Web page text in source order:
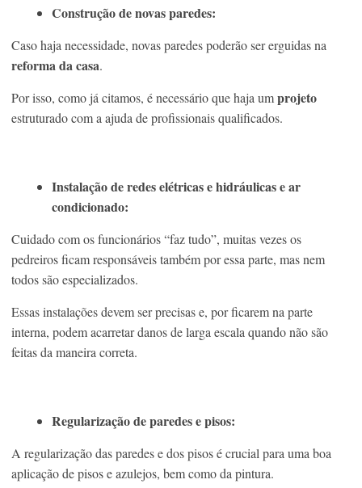
Construção de novas paredes:
Caso haja necessidade, novas paredes poderão ser erguidas na
reforma da casa.
Por isso, como já citamos, é necessário que haja umprojeto
estruturado com a ajuda de profissionais qualificados.
Instalação de redes elétricas e hidráulicas e ar
condicionado:
Cuidado com os funcionários “faz tudo”, muitas vezes os
pedreiros ficam responsáveis também por essa parte, mas nem
todos são especializados.
Essas instalações devem ser precisas e, por ficarem na parte
interna, podem acarretar danos de larga escala quando não são
feitas da maneira correta.
Regularização de paredes e pisos:
A regularização das paredes e dos pisos é crucial para uma boa
aplicação de pisos e azulejos, bem como da pintura.